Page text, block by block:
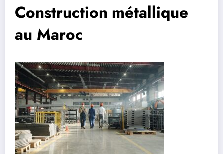
Construction métallique
au Maroc